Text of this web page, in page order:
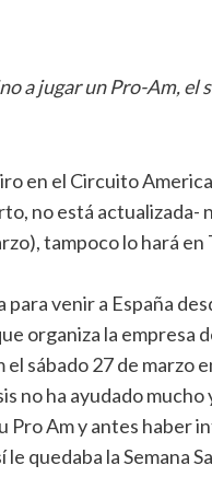
a jugar un Pro-Am,
en el Circuito
no está actualizada-
tampoco lo hará
venir a España
organiza la
sábado 27 de
ha ayudado mucho
Pro Am y antes
quedaba la Semana